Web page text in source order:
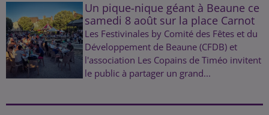
Un pique-nique géant à Beaune ce
samedi 8 août sur la place Carnot
Les Festivinales by Comité des Fêtes et du
Développement de Beaune (CFDB) et
l'association Les Copains de Timéo invitent
le public à partager un grand...